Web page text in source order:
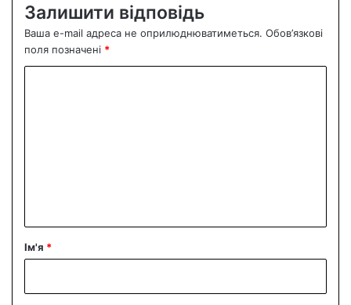
Залишити відповідь
Ваша e-mail адреса не оприлюднюватиметься. Обов’язкові
поля позначені *
рІм'я *